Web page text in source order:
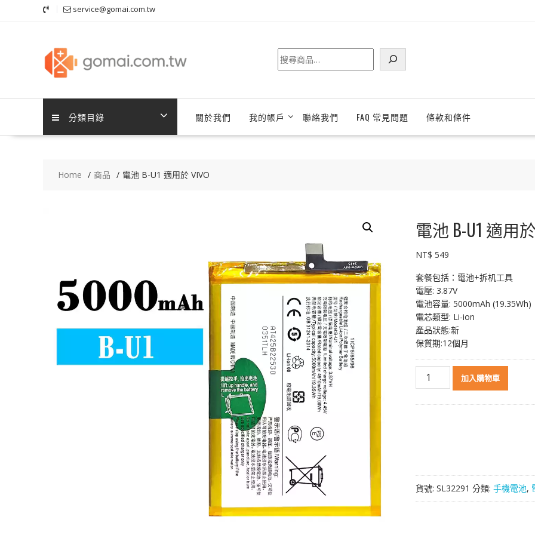
service@gomai.com.tw
搜
尋
分類目錄 關於我們 我的帳戶 聯絡我們 FAQ 常見問題 條款和條件
Home 商品 電池 B-U1 適用於 VIVO
電池 B-U1 適用
NT$ 549
套餐包括：電池+拆机工具
電壓: 3.87V
電池容量: 5000mAh (19.35Wh)
電芯類型: Li-ion
產品狀態:新
保質期:12個月
數
量
加入購物車
貨號: SL32291 分類: 手機電池,